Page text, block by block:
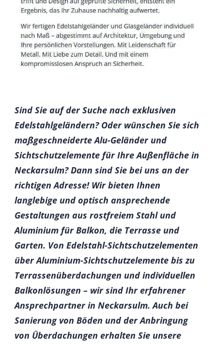
Sind Sie auf der Suche nach exklusiven
Edelstahlgeländern? Oder wünschen Sie sich
maßgeschneiderte Alu-Geländer und
Sichtschutzelemente für Ihre Außenfläche in
Neckarsulm? Dann sind Sie bei uns an der
richtigen Adresse! Wir bieten Ihnen
langlebige und optisch ansprechende
Gestaltungen aus rostfreiem Stahl und
Aluminium für Balkon, die Terrasse und
Garten. Von Edelstahl-Sichtschutzelementen
über Aluminium-Sichtschutzelemente bis zu
Terrassenüberdachungen und individuellen
Balkonlösungen – wir sind Ihr erfahrener
Ansprechpartner in Neckarsulm. Auch bei
Sanierung von Böden und der Anbringung
von Überdachungen erhalten Sie unsere